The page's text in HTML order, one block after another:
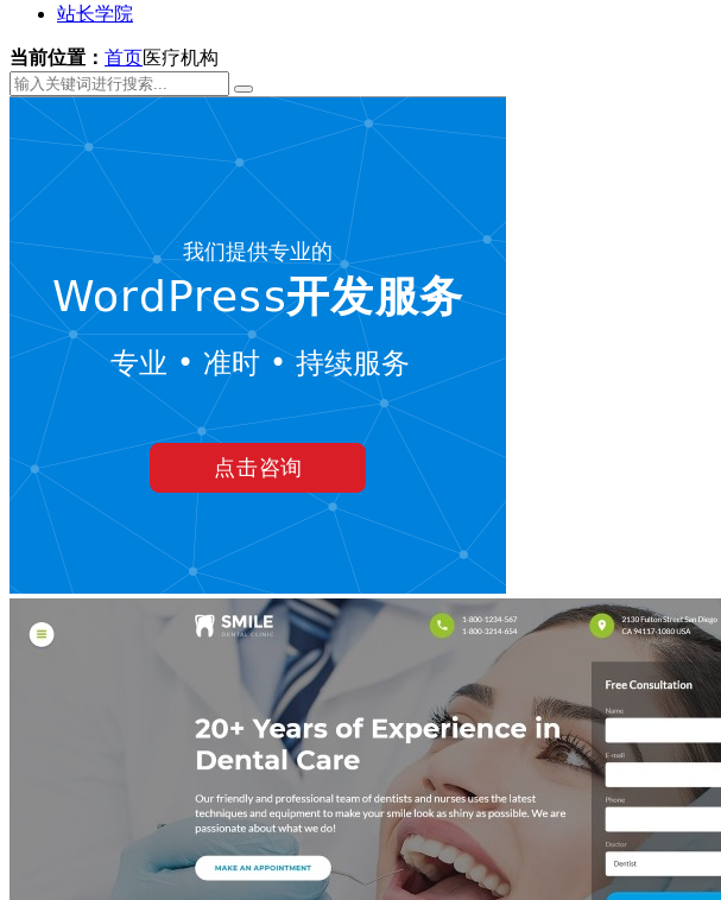
站长学院
当前位置： 首页医疗机构